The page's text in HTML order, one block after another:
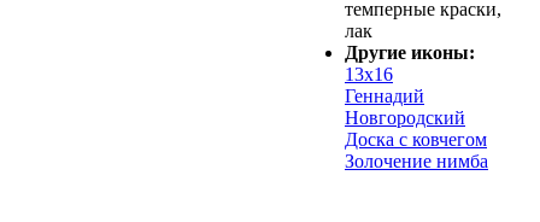
темперные краски,
лак
Другие иконы:
13х16
Геннадий
Новгородский
Доска с ковчегом
Золочение нимба